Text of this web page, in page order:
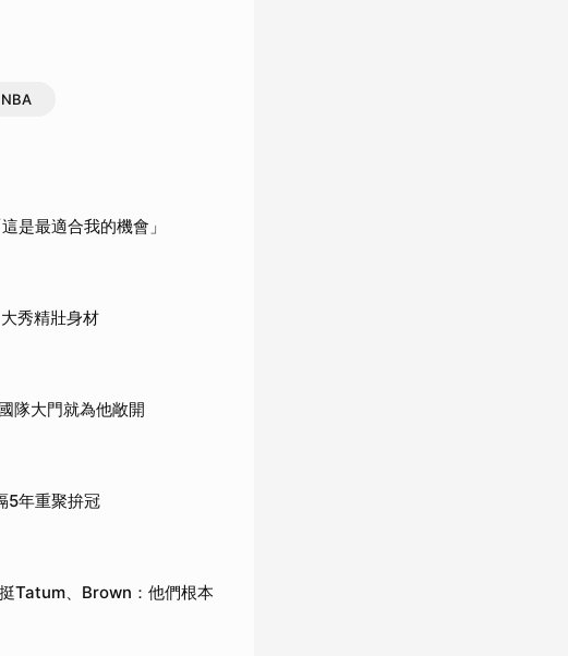
NBA
是最適合我的機會」
秀精壯身材
隊大門就為他敞開
5年重聚拚冠
Tatum、Brown：他們根本